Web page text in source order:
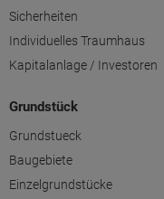
Sicherheiten
Individuelles Traumhaus
Kapitalanlage / Investoren
Grundstück
Grundstueck
Baugebiete
Einzelgrundstücke